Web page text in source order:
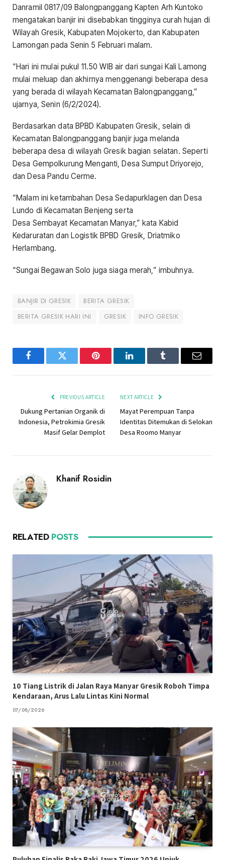
Danramil 0817/09 Balongpanggang Kapten Arh Kuntoko
mengatakan banjir ini disebabkan tingginya curah hujan di
Wilayah Gresik, Kabupaten Mojokerto, dan Kabupaten
Lamongan pada Senin 5 Februari malam.
“Hari ini mulai pukul 11.50 WIB air dari sungai Kali Lamong
mulai meluap dan akhirnya menggenangi beberapa desa
yang berada di wilayah Kecamatan Balongpanggang,”
ujarnya, Senin (6/2/2024).
Berdasarkan data BPBD Kabupaten Gresik, selain di
Kecamatan Balongpanggang banjir juga melanda
beberapa desa di wilayah Gresik bagian selatan. Seperti
Desa Gempolkurung Menganti, Desa Sumput Driyorejo,
dan Desa Pandu Cerme.
“Malam ini ketambahan Desa Sedapurklagen dan Desa
Lundo di Kecamatan Benjeng serta
Desa Sembayat Kecamatan Manyar,” kata Kabid
Kedaruratan dan Logistik BPBD Gresik, Driatmiko
Herlambang.
“Sungai Begawan Solo juga siaga merah,” imbuhnya.
BANJIR DI GRESIK
BERITA GRESIK
BERITA GRESIK HARI INI
GRESIK INFO GRESIK
FacebookTwitter Pinterest LinkedInTumblr Email
PREVIOUS ARTICLE
Dukung Pertanian Organik di
Indonesia, Petrokimia Gresik
Masif Gelar Demplot
NEXT ARTICLE
Mayat Perempuan Tanpa
Identitas Ditemukan di Selokan
Desa Roomo Manyar
Khanif Rosidin
RELATED POSTS
10 Tiang Listrik di Jalan Raya Manyar Gresik Roboh Timpa
Kendaraan, Arus Lalu Lintas Kini Normal
07/08/2026